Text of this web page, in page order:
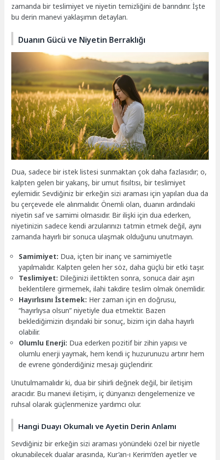
zamanda bir teslimiyet ve niyetin temizliğini de barındırır. İşte
bu derin manevi yaklaşımın detayları.
Duanın Gücü ve Niyetin Berraklığı
Dua, sadece bir istek listesi sunmaktan çok daha fazlasıdır; o,
kalpten gelen bir yakarış, bir umut fısıltısı, bir teslimiyet
eylemidir. Sevdiğiniz bir erkeğin sizi araması için yapılan dua da
bu çerçevede ele alınmalıdır. Önemli olan, duanın ardındaki
niyetin saf ve samimi olmasıdır. Bir ilişki için dua ederken,
niyetinizin sadece kendi arzularınızı tatmin etmek değil, aynı
zamanda hayırlı bir sonuca ulaşmak olduğunu unutmayın.
Samimiyet: Dua, içten bir inanç ve samimiyetle
yapılmalıdır. Kalpten gelen her söz, daha güçlü bir etki taşır.
Teslimiyet: Dileğinizi ilettikten sonra, sonuca dair aşırı
beklentilere girmemek, ilahi takdire teslim olmak önemlidir.
Hayırlısını İstemek: Her zaman için en doğrusu,
“hayırlıysa olsun” niyetiyle dua etmektir. Bazen
beklediğimizin dışındaki bir sonuç, bizim için daha hayırlı
olabilir.
Olumlu Enerji: Dua ederken pozitif bir zihin yapısı ve
olumlu enerji yaymak, hem kendi iç huzurunuzu artırır hem
de evrene gönderdiğiniz mesajı güçlendirir.
Unutulmamalıdır ki, dua bir sihirli değnek değil, bir iletişim
aracıdır. Bu manevi iletişim, iç dünyanızı dengelemenize ve
ruhsal olarak güçlenmenize yardımcı olur.
Hangi Duayı Okumalı ve Ayetin Derin Anlamı
Sevdiğiniz bir erkeğin sizi araması yönündeki özel bir niyetle
okunabilecek dualar arasında, Kur’an-ı Kerim’den ayetler ve